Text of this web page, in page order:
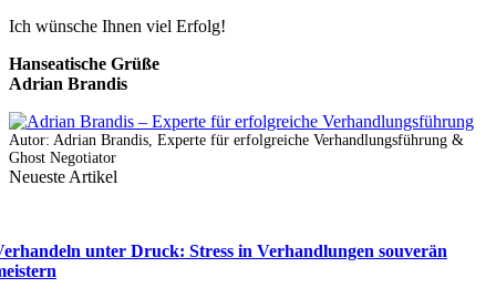
Ich wünsche Ihnen viel Erfolg!
Hanseatische Grüße
Adrian Brandis
Autor: Adrian Brandis, Experte für erfolgreiche Verhandlungsführung &
Ghost Negotiator
Neueste Artikel
unter Druck: Stress in Verhandlungen souverän